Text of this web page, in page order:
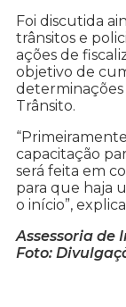
Foi discutida
trânsitos e
ações de
objetivo de
determinações
Trânsito.
capacitação
será feita em
para que haja
o início”,
Assessoria de
Foto: